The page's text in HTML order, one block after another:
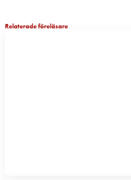
Relaterade föreläsare